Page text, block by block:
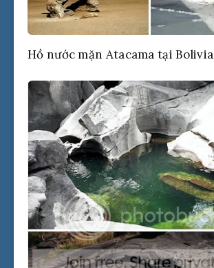
Hồ nước mặn Atacama tại Bolivia